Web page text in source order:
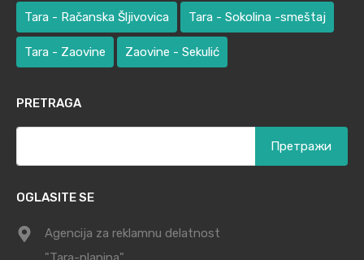
Tara - Račanska Šljivovica Tara - Sokolina -smeštaj
Tara - Zaovine Zaovine - Sekulić
PRETRAGA
OGLASITE SE
Agencija za reklamnu delatnost